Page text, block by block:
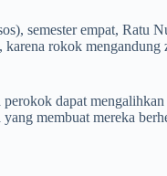
semester empat, Ratu
rokok
dapat
membuat mereka